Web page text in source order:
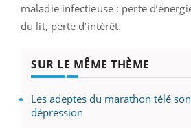
maladie infectieuse : perte
du lit, perte d’intérêt.
SUR LE MÊME THÈME
Les adeptes du marathon télé
dépression